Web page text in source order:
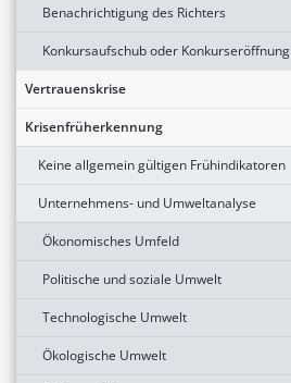
Benachrichtigung des Richters
Konkursaufschub oder Konkurseröffnung
Vertrauenskrise
Krisenfrüherkennung
Keine allgemein gültigen Frühindikatoren
Unternehmens- und Umweltanalyse
Ökonomisches Umfeld
Politische und soziale Umwelt
Technologische Umwelt
Ökologische Umwelt